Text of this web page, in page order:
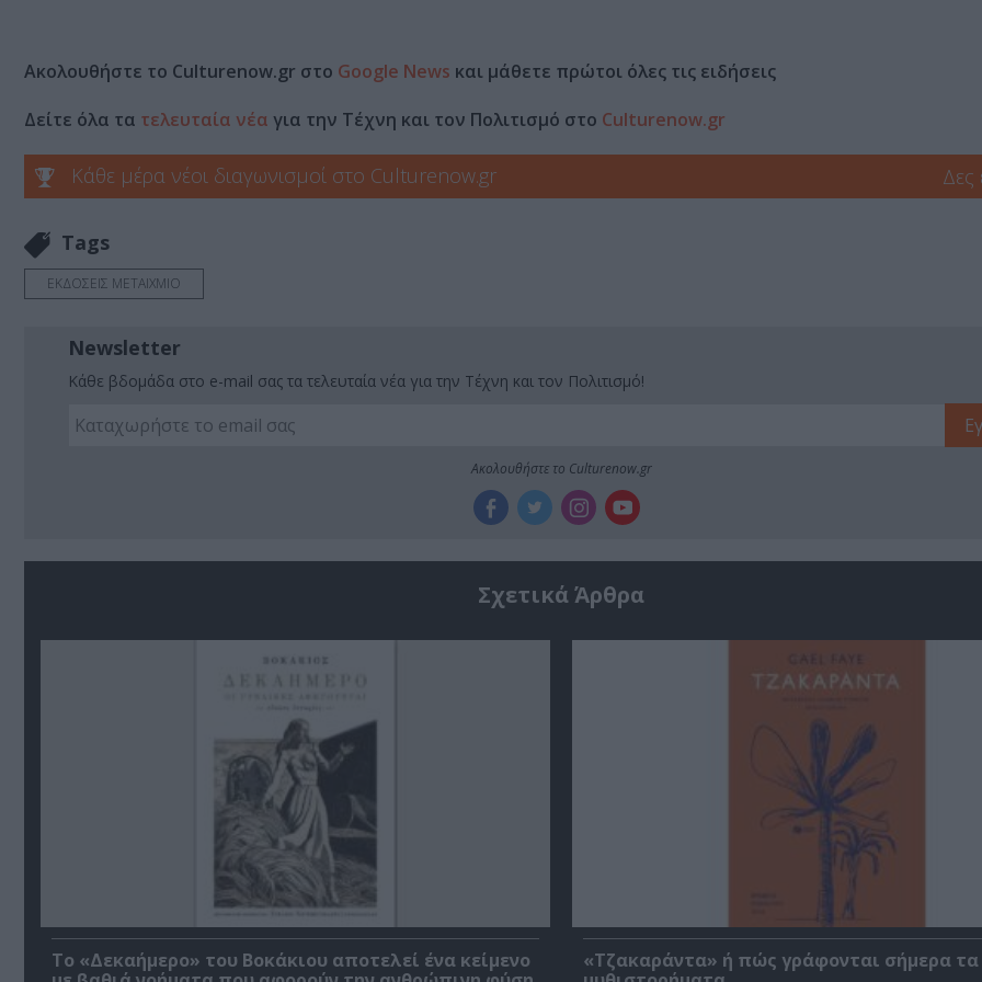
Ακολουθήστε το Culturenow.gr στο Google News και μάθετε πρώτοι όλες τις ειδήσεις
Δείτε όλα τα τελευταία νέα για την Τέχνη και τον Πολιτισμό στο Culturenow.gr
Κάθε μέρα νέοι διαγωνισμοί στο Culturenow.gr Δες
Tags
ΕΚΔΟΣΕΙΣ ΜΕΤΑΙΧΜΙΟ
Newsletter
Κάθε βδομάδα στο e-mail σας τα τελευταία νέα για την Τέχνη και τον Πολιτισμό!
Ακολουθήστε το Culturenow.gr
Σχετικά Άρθρα
Το «Δεκαήμερο» του Βοκάκιου αποτελεί ένα κείμενο
«Τζακαράντα» ή πώς γράφονται σήμερα τα